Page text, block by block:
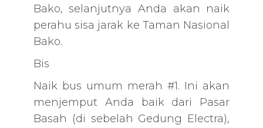
Bako, selanjutnya Anda akan naik
perahu sisa jarak ke Taman Nasional
Bako.
Bis
Naik bus umum merah #1. Ini akan
menjemput Anda baik dari Pasar
Basah (di sebelah Gedung Electra),